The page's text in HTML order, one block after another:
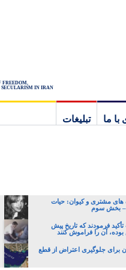
FREEDOM,
IN IRAN
با ما
تبلیغات
های مشتری و کیوان: حیات
– بخش سوم
فرمودند که تاریخ پیش
آن را فراموش کنند
برای جلوگیری اعتراض از قطع